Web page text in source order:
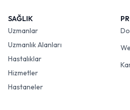
SAĞLIK
Uzmanlar
Uzmanlık Alanları
Hastalıklar
Hizmetler
Hastaneler